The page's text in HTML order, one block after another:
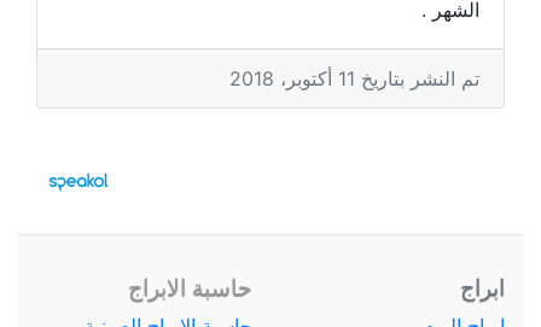
الشهر .
تم النشر بتاريخ 11 أكتوبر، 2018
ابراج حاسبة الابراج